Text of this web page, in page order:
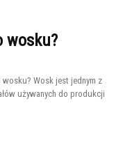
wosku?
Wosk jest jednym z
używanych do produkcji